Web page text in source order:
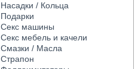
Насадки / Кольца
Подарки
Секс машины
Секс мебель и качели
Смазки / Масла
Страпон